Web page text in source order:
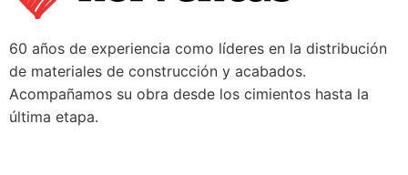
60 años de experiencia como líderes en la distribución
de materiales de construcción y acabados.
Acompañamos su obra desde los cimientos hasta la
última etapa.